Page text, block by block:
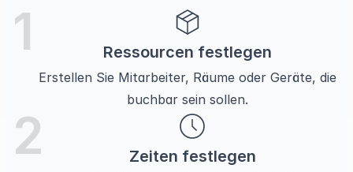
1 Ressourcen festlegen
Erstellen Sie Mitarbeiter, Räume oder Geräte, die
buchbar sein sollen.
2 Zeiten festlegen